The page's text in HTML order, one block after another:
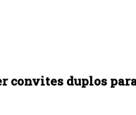
convites duplos